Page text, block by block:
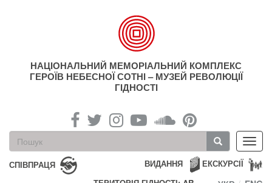
НАЦІОНАЛЬНИЙ МЕМОРІАЛЬНИЙ КОМПЛЕКС
ГЕРОЇВ НЕБЕСНОЇ СОТНІ – МУЗЕЙ РЕВОЛЮЦІЇ
ГІДНОСТІ
Пошукова
форма
Пошук
СПІВПРАЦЯ ЕКСКУРСІЇ
ВИДАННЯ